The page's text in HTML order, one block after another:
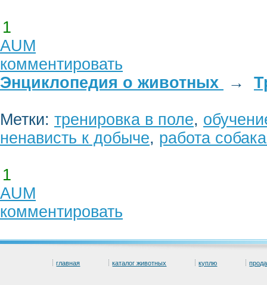
1
AUM
комментировать
Энциклопедия о животных
→
Метки: тренировка в поле,
ненависть к добыче, работа
1
AUM
комментировать
главная каталог животных куплю